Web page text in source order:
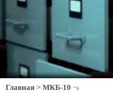
Главная > МКБ-10